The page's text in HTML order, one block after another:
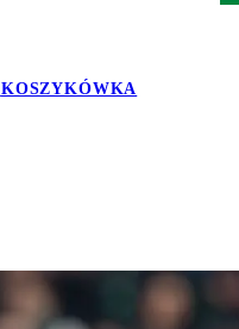
KOSZYKÓWKA